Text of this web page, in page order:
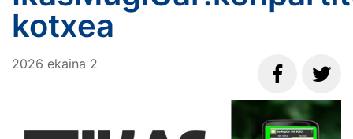
kotxea
2026 ekaina 2